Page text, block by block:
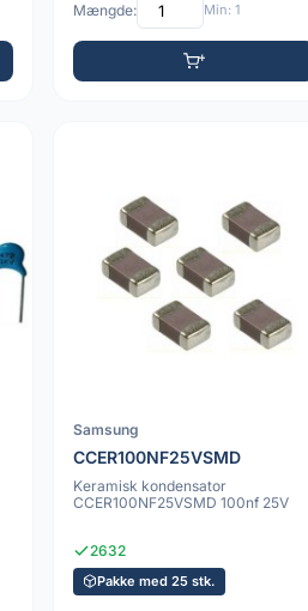
Mængde: Min: 1
Samsung
CCER100NF25VSMD
Keramisk kondensator
CCER100NF25VSMD 100nf 25V
2632
Pakke med 25 stk.